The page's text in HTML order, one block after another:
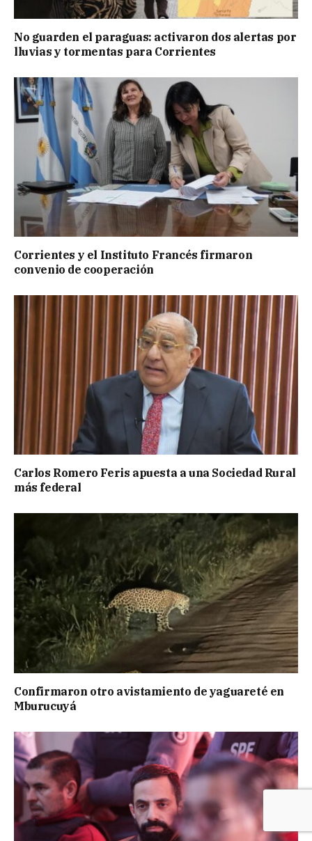
No guarden el paraguas: activaron dos alertas por
lluvias y tormentas para Corrientes
Corrientes y el Instituto Francés firmaron
convenio de cooperación
Carlos Romero Feris apuesta a una Sociedad Rural
más federal
Confirmaron otro avistamiento de yaguareté en
Mburucuyá